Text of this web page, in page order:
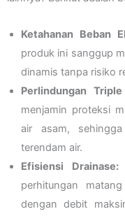
Ketahanan Beban
produk ini sanggup
dinamis tanpa risiko
Perlindungan
menjamin proteksi
air asam,
terendam air.
Efisiensi Drainase:
perhitungan
dengan debit